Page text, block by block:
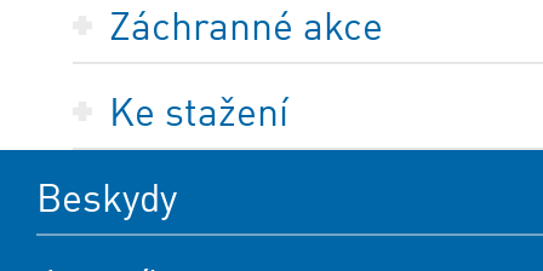
Záchranné akce
Ke stažení
Beskydy